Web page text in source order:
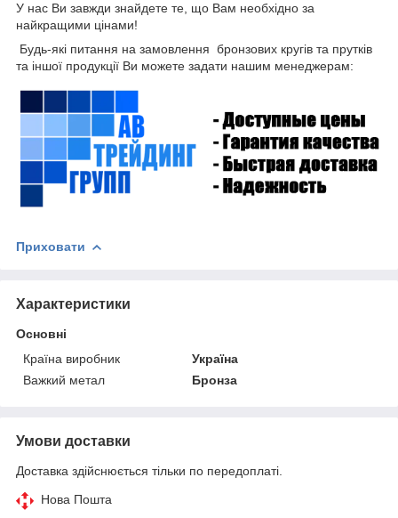
У нас Ви завжди знайдете те, що Вам необхідно за
найкращими цінами!
Будь-які питання на замовлення бронзових кругів та прутків
та іншої продукції Ви можете задати нашим менеджерам:
Приховати
Характеристики
Основні
Країна виробник
Україна
Важкий метал
Бронза
Умови доставки
Доставка здійснюється тільки по передоплаті.
Нова Пошта